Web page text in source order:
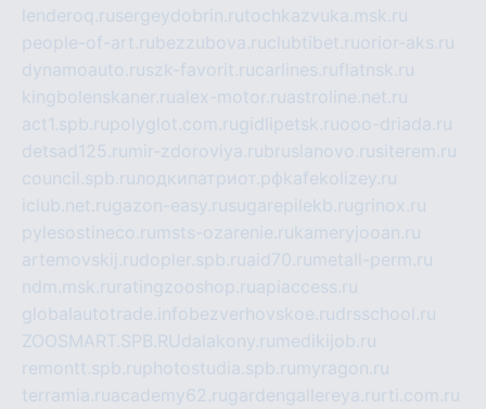
lenderoq.rusergeydobrin.rutochkazvuka.msk.ru
people-of-art.rubezzubova.ruclubtibet.ruorior-aks.ru
dynamoauto.ruszk-favorit.rucarlines.ruflatnsk.ru
kingbolenskaner.rualex-motor.ruastroline.net.ru
act1.spb.rupolyglot.com.rugidlipetsk.ruooo-driada.ru
detsad125.ru mir-zdoroviya.rubruslanovo.rusiterem.ru
council.spb.ruлодкипатриот.рфkafekolizey.ru
iclub.net.rugazon-easy.rusugarepilekb.rugrinox.ru
pylesostineco.ru msts-ozarenie.rukameryjooan.ru
artemovskij.rudopler.spb.ruaid70.ru metall-perm.ru
ndm.msk.ru ratingzooshop.ruapiaccess.ru
globalautotrade.info bezverhovskoe.rudrsschool.ru
ZOOSMART.SPB.RUdalakony.ru medikijob.ru
remontt.spb.ruphotostudia.spb.ru myragon.ru
terramia.ruacademy62.rugardengallereya.ru rti.com.ru